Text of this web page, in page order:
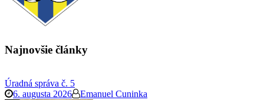
Najnovšie články
Úradná správa č. 5
6. augusta 2026
Emanuel Cuninka